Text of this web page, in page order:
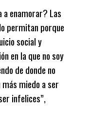
a enamorar? Las
permitan porque
social y
en la que no soy
de donde no
miedo a ser
infelices”,